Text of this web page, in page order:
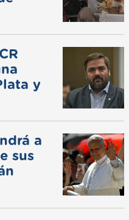
y
a
sus